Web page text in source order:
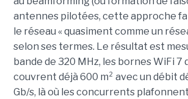
antennes pilotées, cette approche
le réseau « quasiment comme un
selon ses termes. Le résultat est
bande de 320 MHz, les bornes WiFi 7
couvrent déjà 600 m² avec un débit
Gb/s, là où les concurrents